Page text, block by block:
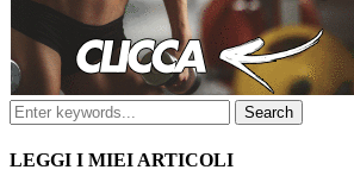
LEGGI I MIEI ARTICOLI